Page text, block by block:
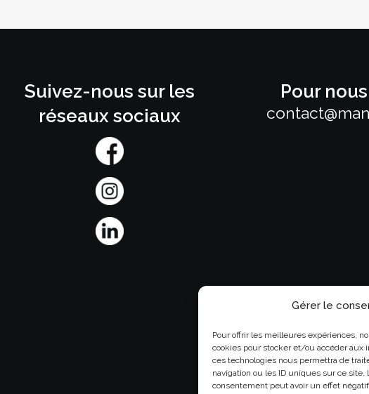
Gérer le
Pour offrir les meilleures expériences,
cookies pour stocker et/ou accéder aux
ces technologies nous permettra de
navigation ou les ID uniques sur ce
consentement peut avoir un effet
Suivez-nous sur les
réseaux sociaux
Pour